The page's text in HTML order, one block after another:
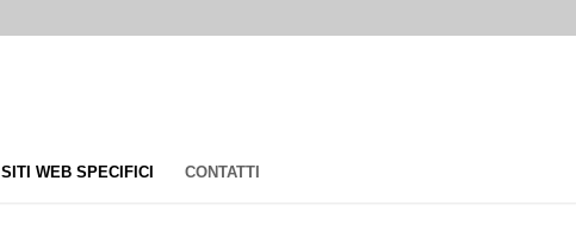
SITI WEB SPECIFICI CONTATTI